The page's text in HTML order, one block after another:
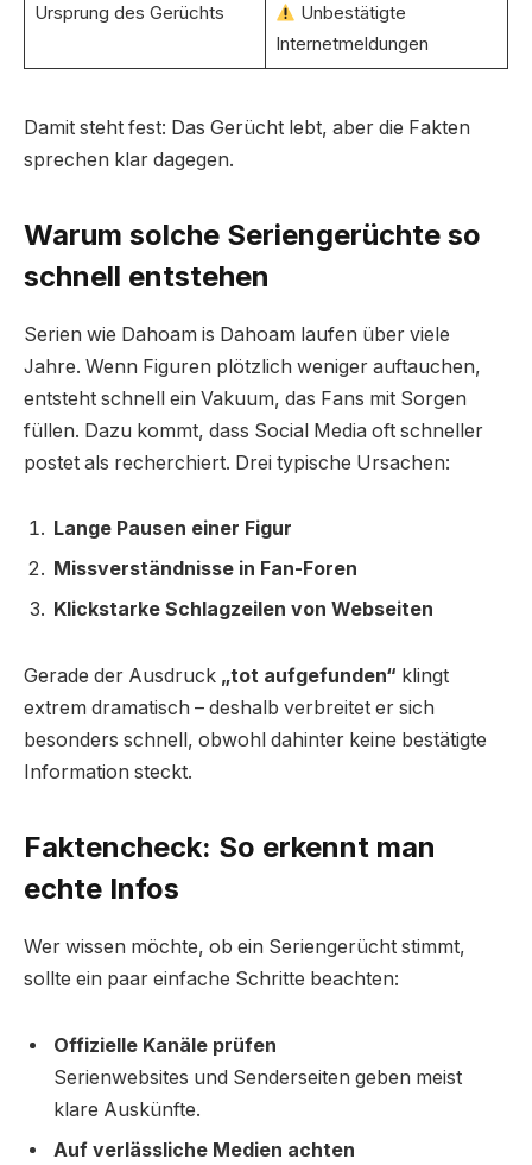
Ursprung des Gerüchts
Unbestätigte
Internetmeldungen
Damit steht fest: Das Gerücht lebt, aber die Fakten
sprechen klar dagegen.
Warum solche Seriengerüchte so
schnell entstehen
Serien wie Dahoam is Dahoam laufen über viele
Jahre. Wenn Figuren plötzlich weniger auftauchen,
entsteht schnell ein Vakuum, das Fans mit Sorgen
füllen. Dazu kommt, dass Social Media oft schneller
postet als recherchiert. Drei typische Ursachen:
Lange Pausen einer Figur
Missverständnisse in Fan-Foren
Klickstarke Schlagzeilen von Webseiten
Gerade der Ausdruck „tot aufgefunden“ klingt
extrem dramatisch – deshalb verbreitet er sich
besonders schnell, obwohl dahinter keine bestätigte
Information steckt.
Faktencheck: So erkennt man
echte Infos
Wer wissen möchte, ob ein Seriengerücht stimmt,
sollte ein paar einfache Schritte beachten:
Offizielle Kanäle prüfen
Serienwebsites und Senderseiten geben meist
klare Auskünfte.
Auf verlässliche Medien achten